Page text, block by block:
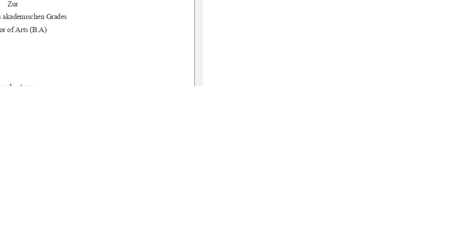
Zur
akademischen Grades
of Arts (B.A)
von